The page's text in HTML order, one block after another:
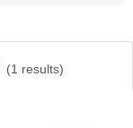
(1 results)